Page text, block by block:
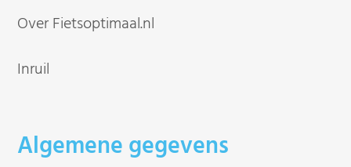
Over Fietsoptimaal.nl
Inruil
Algemene gegevens